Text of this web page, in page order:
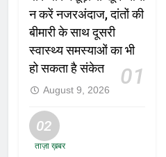
न करें नजरअंदाज, दांतों की
बीमारी के साथ दूसरी
स्वास्थ्य समस्याओं का भी
हो सकता है संकेत
01
August 9, 2026
02
ताज़ा ख़बर